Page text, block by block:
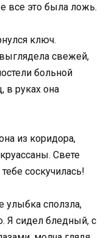
все это была ложь.
ключ.
свежей,
больной
в руках она
из коридора,
Свете
соскучилась!
улыбка сползла,
Я сидел бледный, с